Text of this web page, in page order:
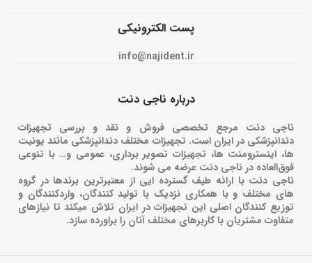
پست الکترونیکی
info@najident.ir
درباره ناجی دنت
ناجی دنت مرجع تخصصی فروش و نقد و بررسی تجهیزات
دندانپزشکی در ایران است. تجهیزات مختلف دندانپزشکی مانند یونیت
ها، اینسترومنت ها، تجهیزات تصویر برداری، عمومی و… با تنوعی
فوق‌العاده در ناجی دنت عرضه می شوند.
ناجی دنت با ارائه‌ طیف گسترده ایی از معتبرترین برندها در گروه
های مختلف و با همکاری نزدیک با تولید کنندگان، واردکنندگان و
توزیع کنندگان اصلی این تجهیزات در ایران تلاش میکند تا نیازهای
متفاوت مشتریان با کاربرهای مختلف آنان را براورده سازد.